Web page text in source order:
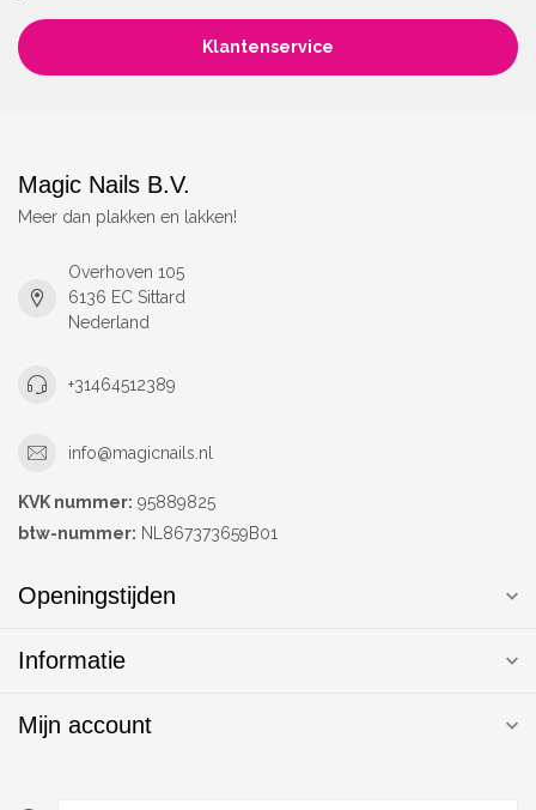
Klantenservice
Magic Nails B.V.
Meer dan plakken en lakken!
Overhoven 105
6136 EC Sittard
Nederland
+31464512389
info@magicnails.nl
KVK nummer: 95889825
btw-nummer: NL867373659B01
Openingstijden
Informatie
Mijn account